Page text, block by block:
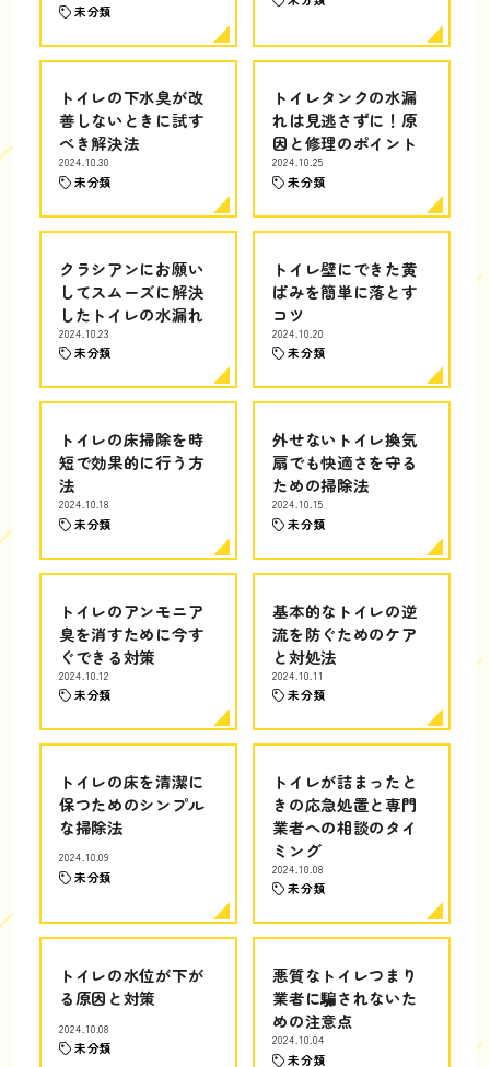
未分類
トイレの下水臭が改
善しないときに試す
べき解決法
2024.10.30
未分類
トイレタンクの水漏
れは見逃さずに！原
因と修理のポイント
2024.10.25
未分類
クラシアンにお願い
してスムーズに解決
したトイレの水漏れ
2024.10.23
未分類
トイレ壁にできた黄
ばみを簡単に落とす
コツ
2024.10.20
未分類
トイレの床掃除を時
短で効果的に行う方
法
2024.10.18
未分類
外せないトイレ換気
扇でも快適さを守る
ための掃除法
2024.10.15
未分類
トイレのアンモニア
臭を消すために今す
ぐできる対策
2024.10.12
未分類
基本的なトイレの逆
流を防ぐためのケア
と対処法
2024.10.11
未分類
トイレの床を清潔に
保つためのシンプル
な掃除法
2024.10.09
未分類
トイレが詰まったと
きの応急処置と専門
業者への相談のタイ
ミング
2024.10.08
未分類
トイレの水位が下が
る原因と対策
2024.10.08
未分類
悪質なトイレつまり
業者に騙されないた
めの注意点
2024.10.04
未分類